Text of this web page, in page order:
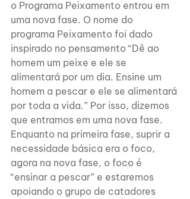
o Programa Peixamento entrou em
uma nova fase. O nome do
programa Peixamento foi dado
inspirado no pensamento “Dê ao
homem um peixe e ele se
alimentará por um dia. Ensine um
homem a pescar e ele se alimentará
por toda a vida.” Por isso, dizemos
que entramos em uma nova fase.
Enquanto na primeira fase, suprir a
necessidade básica era o foco,
agora na nova fase, o foco é
“ensinar a pescar” e estaremos
apoiando o grupo de catadores